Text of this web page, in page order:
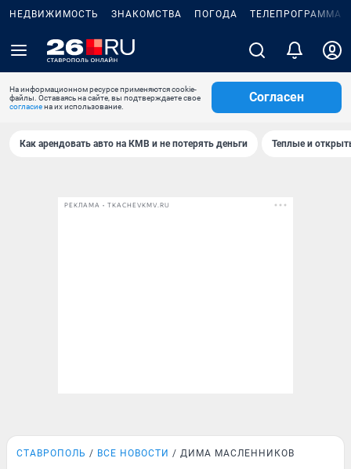
НЕДВИЖИМОСТЬ ЗНАКОМСТВА ПОГОДА ТЕЛЕПРОГРАММА
На информационном ресурсе применяются cookie-
файлы. Оставаясь на сайте, вы подтверждаете свое
согласиена их использование.
Согласен
Как арендовать авто на КМВ и не потерять деньги Теплые и
РЕКЛАМА • TKACHEVKMV.RU
СТАВРОПОЛЬ ВСЕ НОВОСТИ ДИМА МАСЛЕННИКОВ